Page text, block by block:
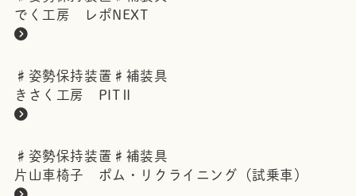
でく工房 レポNEXT
♯ 姿勢保持装置 ♯ 補装具
きさく工房 PITⅡ
♯ 姿勢保持装置 ♯ 補装具
片山車椅子 ポム・リクライニング（試乗車）